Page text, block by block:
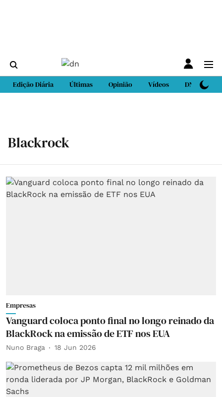
Edição Diária Últimas Opinião Vídeos DN Sport
Blackrock
Empresas
Vanguard coloca ponto final no longo reinado da
BlackRock na emissão de ETF nos EUA
Nuno Braga 18 Jun 2026